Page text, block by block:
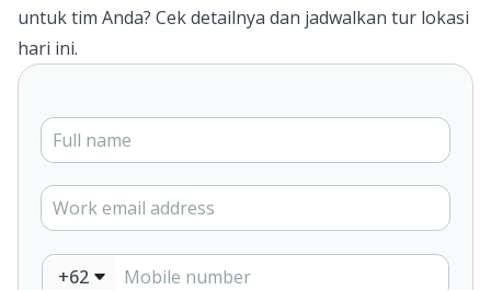
untuk tim Anda? Cek detailnya dan jadwalkan tur lokasi
hari ini.
+62